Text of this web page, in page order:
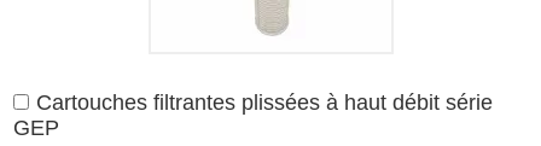
Cartouches filtrantes plissées à haut débit série
GEP